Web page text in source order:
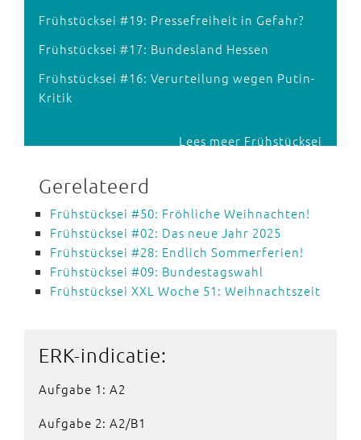
Frühstücksei #19: Pressefreiheit in Gefahr?
Frühstücksei #17: Bundesland Hessen
Frühstücksei #16: Verurteilung wegen Putin-
Kritik
Lees meer Frühstücksei
Gerelateerd
Frühstücksei #50: Fröhliche Weihnachten!
Frühstücksei #02: Das neue Jahr 2025
Frühstücksei #28: Endlich Sommerferien!
Frühstücksei #09: Bundestagswahl
Frühstücksei XXL Woche 51: Weihnachtszeit
ERK-indicatie:
Aufgabe 1: A2
Aufgabe 2: A2/B1